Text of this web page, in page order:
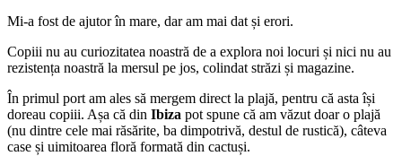
Mi-a fost de ajutor în mare, dar am mai dat și erori.
Copiii nu au curiozitatea noastră de a explora noi locuri și nici nu au
rezistența noastră la mersul pe jos, colindat străzi și magazine.
În primul port am ales să mergem direct la plajă, pentru că asta își
doreau copiii. Așa că din Ibiza pot spune că am văzut doar o plajă
(nu dintre cele mai răsărite, ba dimpotrivă, destul de rustică), câteva
case și uimitoarea floră formată din cactuși.